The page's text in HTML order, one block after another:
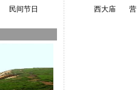
民间节日
西大庙